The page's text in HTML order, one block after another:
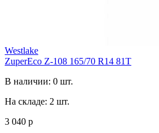
Westlake
ZuperEco Z-108 165/70 R14 81T
В наличии: 0 шт.
На складе: 2 шт.
3 040 р